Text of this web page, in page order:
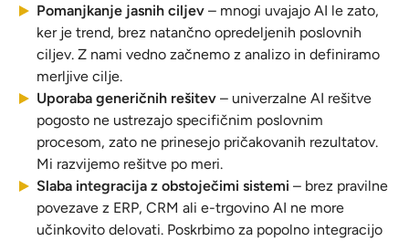
Pomanjkanje jasnih ciljev – mnogi uvajajo AI le zato,
ker je trend, brez natančno opredeljenih poslovnih
ciljev. Z nami vedno začnemo z analizo in definiramo
merljive cilje.
Uporaba generičnih rešitev – univerzalne AI rešitve
pogosto ne ustrezajo specifičnim poslovnim
procesom, zato ne prinesejo pričakovanih rezultatov.
Mi razvijemo rešitve po meri.
Slaba integracija z obstoječimi sistemi – brez pravilne
povezave z ERP, CRM ali e-trgovino AI ne more
učinkovito delovati. Poskrbimo za popolno integracijo